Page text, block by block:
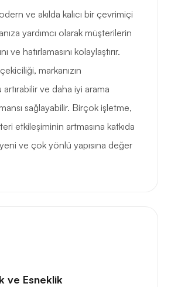
ve akılda kalıcı bir çevrimiçi
yardımcı olarak müşterilerin
ve hatırlamasını kolaylaştırır.
markanızın
ve daha iyi arama
sağlayabilir. Birçok işletme,
etkileşiminin artmasına katkıda
ve çok yönlü yapısına değer
ve Esneklik